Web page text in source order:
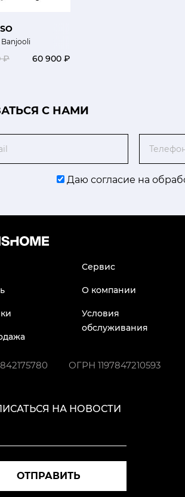
₽ 60 900 ₽
С НАМИ
Даю согласие на
Сервис
О компании
Условия
обслуживания
ОГРН 1197847210593
НА НОВОСТИ
ОТПРАВИТЬ